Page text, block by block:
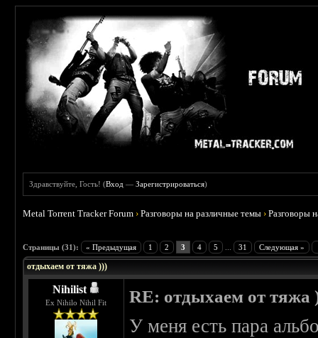
Здравствуйте, Гость! (Вход —Зарегистрироваться)
Metal Torrent Tracker Forum ›Разговоры на различные темы ›Разговоры
Страницы (31): « Предыдущая 1 2 3 4 5 31 Следующая »
отдыхаем от тяжа )))
Nihilist
Ex Nihilo Nihil Fit RE: отдыхаем от тяжа
У меня есть пара